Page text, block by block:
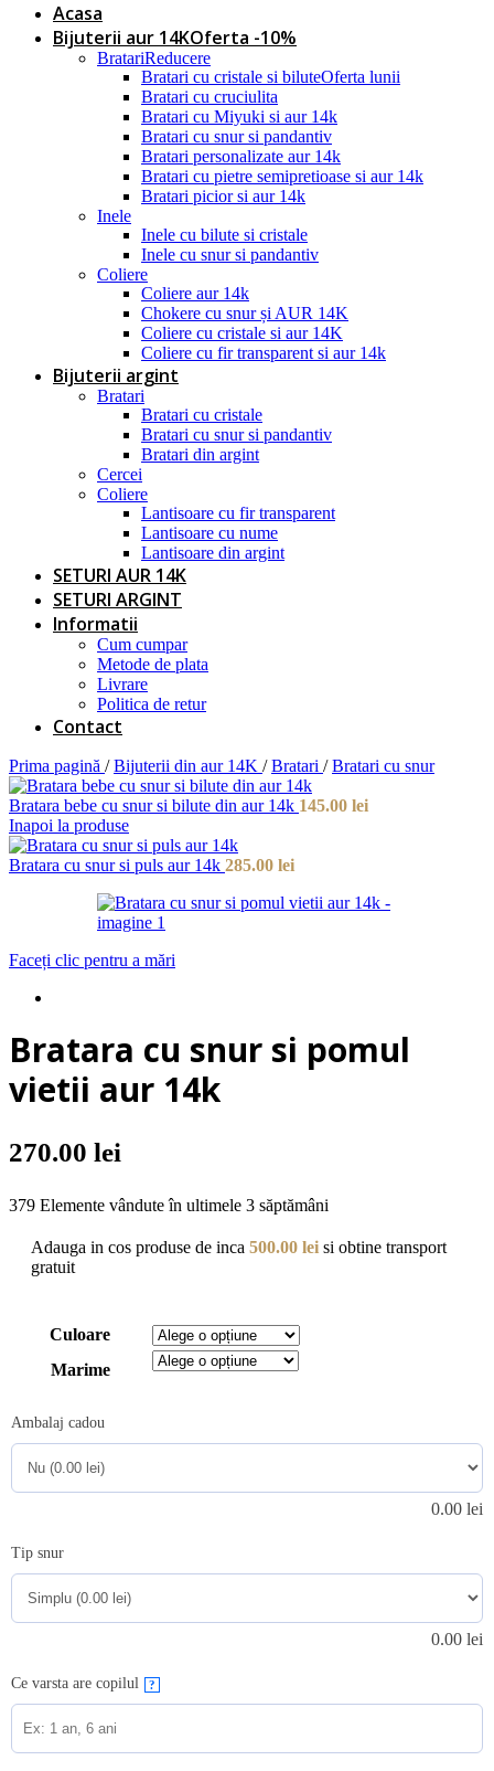
Acasa
Bijuterii aur 14KOferta -10%
BratariReducere
Bratari cu cristale si biluteOferta lunii
Bratari cu cruciulita
Bratari cu Miyuki si aur 14k
Bratari cu snur si pandantiv
Bratari personalizate aur 14k
Bratari cu pietre semipretioase si aur 14k
Bratari picior si aur 14k
Inele
Inele cu bilute si cristale
Inele cu snur si pandantiv
Coliere
Coliere aur 14k
Chokere cu snur și AUR 14K
Coliere cu cristale si aur 14K
Coliere cu fir transparent si aur 14k
Bijuterii argint
Bratari
Bratari cu cristale
Bratari cu snur si pandantiv
Bratari din argint
Cercei
Coliere
Lantisoare cu fir transparent
Lantisoare cu nume
Lantisoare din argint
SETURI AUR 14K
SETURI ARGINT
Informatii
Cum cumpar
Metode de plata
Livrare
Politica de retur
Contact
Prima pagină / Bijuterii din aur 14K / Bratari / Bratari cu snur
Bratara bebe cu snur si bilute din aur 14k 145.00 lei
Inapoi la produse
Bratara cu snur si puls aur 14k 285.00 lei
Faceți clic pentru a mări
Bratara cu snur si pomul
vietii aur 14k
270.00 lei
379 Elemente vândute în ultimele 3 săptămâni
Adauga in cos produse de inca 500.00 lei si obtine transport
gratuit
Culoare
Marime
Ambalaj cadou
0.00 lei
Tip snur
0.00 lei
Ce varsta are copilul ?